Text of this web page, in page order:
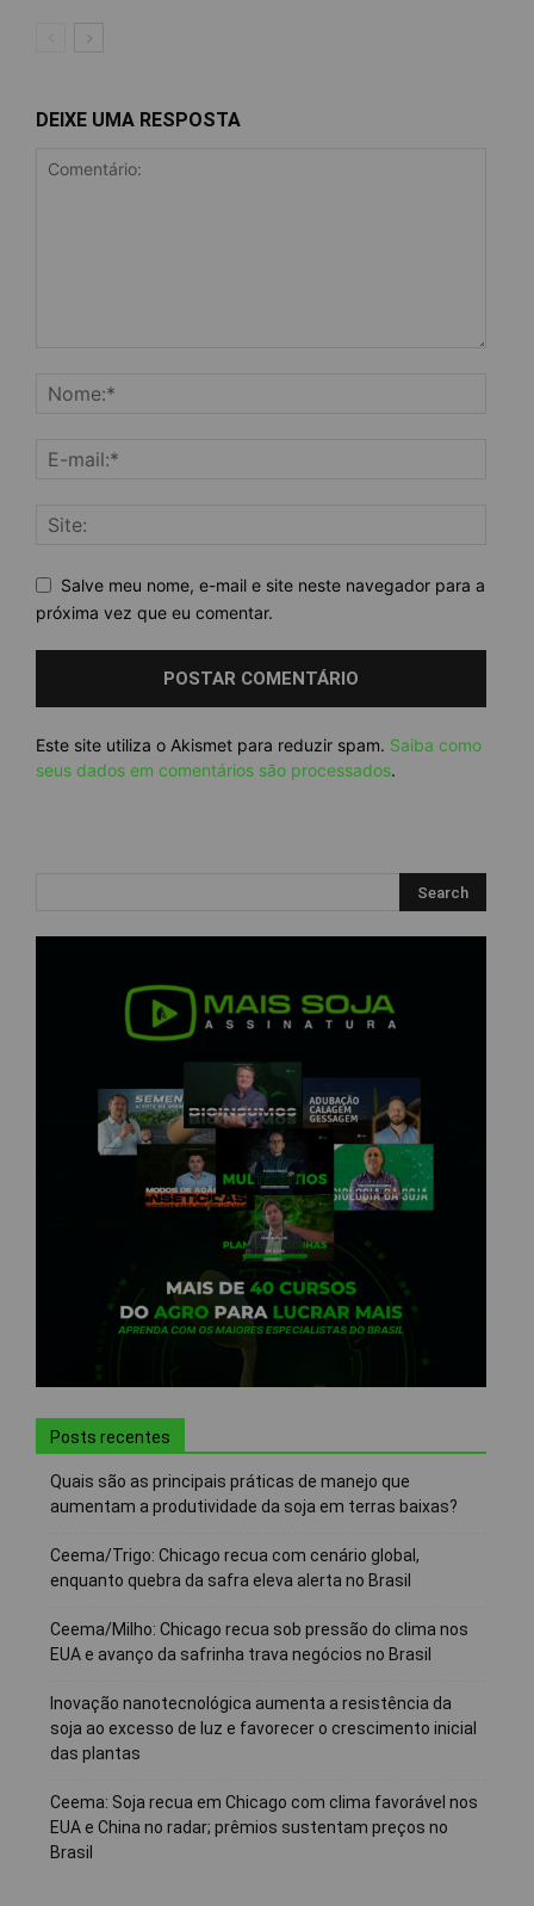
DEIXE UMA RESPOSTA
Salve meu nome, e-mail e site neste navegador para a
próxima vez que eu comentar.
Este site utiliza o Akismet para reduzir spam. Saiba como
seus dados em comentários são processados.
Posts recentes
Quais são as principais práticas de manejo que
aumentam a produtividade da soja em terras baixas?
Ceema/Trigo: Chicago recua com cenário global,
enquanto quebra da safra eleva alerta no Brasil
Ceema/Milho: Chicago recua sob pressão do clima nos
EUA e avanço da safrinha trava negócios no Brasil
Inovação nanotecnológica aumenta a resistência da
soja ao excesso de luz e favorecer o crescimento inicial
das plantas
Ceema: Soja recua em Chicago com clima favorável nos
EUA e China no radar; prêmios sustentam preços no
Brasil